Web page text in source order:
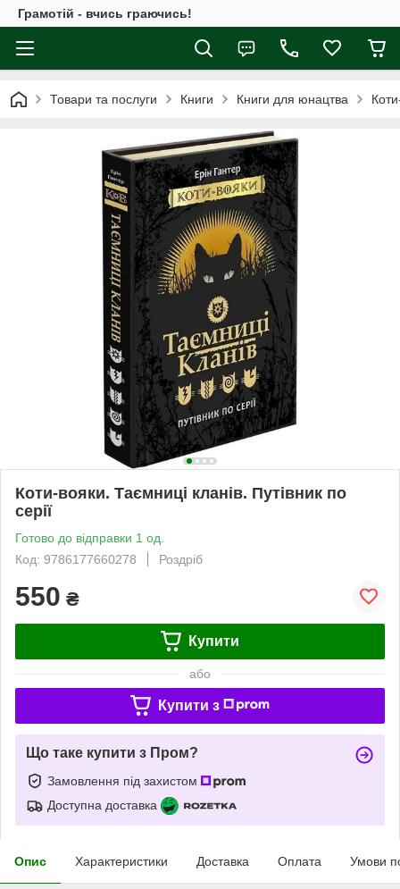
Грамотій - вчись граючись!
Товари та послуги Книги Книги для юнацтва
Коти-вояки. Таємниці кланів. Путівник по
серії
Готово до відправки 1 од.
Код: 9786177660278
Роздріб
550 ₴
Купити
або
Купити з
Що таке купити з Пром?
Замовлення під захистом
Доступна доставка
Опис Характеристики Доставка Оплата Умови